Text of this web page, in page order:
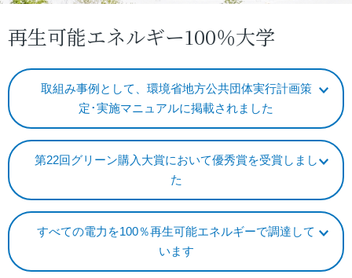
ョ
ン
ン
へ再生可能エネルギー100％大学
取組み事例として、環境省地方公共団体実行計画策
定･実施マニュアルに掲載されました
第22回グリーン購入大賞において優秀賞を受賞しまし
た
すべての電力を100％再生可能エネルギーで調達して
います